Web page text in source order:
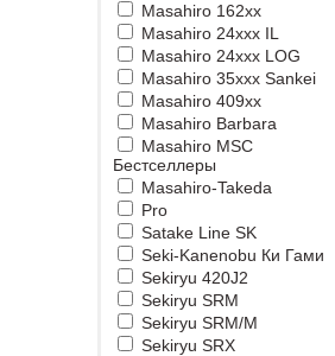
Masahiro 162xx
Masahiro 24xxx IL
Masahiro 24xxx LOG
Masahiro 35xxx Sankei
Masahiro 409xx
Masahiro Barbara
Masahiro MSС
Бестселлеры
Masahiro-Takeda
Pro
Satake Line SK
Seki-Kanenobu Ки Гами
Sekiryu 420J2
Sekiryu SRM
Sekiryu SRM/M
Sekiryu SRX